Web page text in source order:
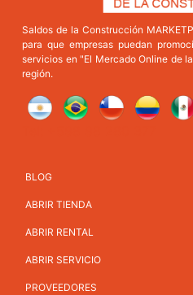
Saldos de la Construcción
para que empresas puedan
servicios en "El Mercado Online de
región.
BLOG
ABRIR TIENDA
ABRIR RENTAL
ABRIR SERVICIO
PROVEEDORES